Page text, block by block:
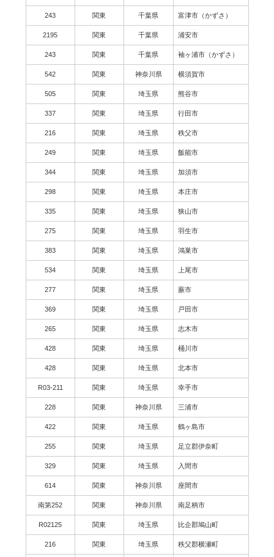
243 関東 千葉県 富津市（かずさ）
2195 関東 千葉県 浦安市
243 関東 千葉県 袖ヶ浦市（かずさ）
542 関東 神奈川県 横須賀市
505 関東 埼玉県 熊谷市
337 関東 埼玉県 行田市
216 関東 埼玉県 秩父市
249 関東 埼玉県 飯能市
344 関東 埼玉県 加須市
298 関東 埼玉県 本庄市
335 関東 埼玉県 狭山市
275 関東 埼玉県 羽生市
383 関東 埼玉県 鴻巣市
534 関東 埼玉県 上尾市
277 関東 埼玉県 蕨市
369 関東 埼玉県 戸田市
265 関東 埼玉県 志木市
428 関東 埼玉県 桶川市
428 関東 埼玉県 北本市
R03-211 関東 埼玉県 幸手市
228 関東 神奈川県 三浦市
422 関東 埼玉県 鶴ヶ島市
255 関東 埼玉県 足立郡伊奈町
329 関東 埼玉県 入間市
614 関東 神奈川県 座間市
南第252 関東 神奈川県 南足柄市
R02125 関東 埼玉県 比企郡鳩山町
216 関東 埼玉県 秩父郡横瀬町